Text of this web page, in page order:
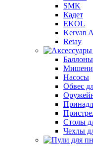
SMK
Кадет
EKOL
Kervan
Retay
Мишени
Насосы
Обвес
Столы
Чехлы